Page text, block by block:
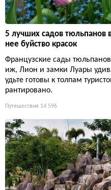
5 лучших садов тюльпанов
нее буйство красок
Французские сады
иж, Лион и замки Луары
удьте готовы к толпам
рантировано.
Путешествия 14 596